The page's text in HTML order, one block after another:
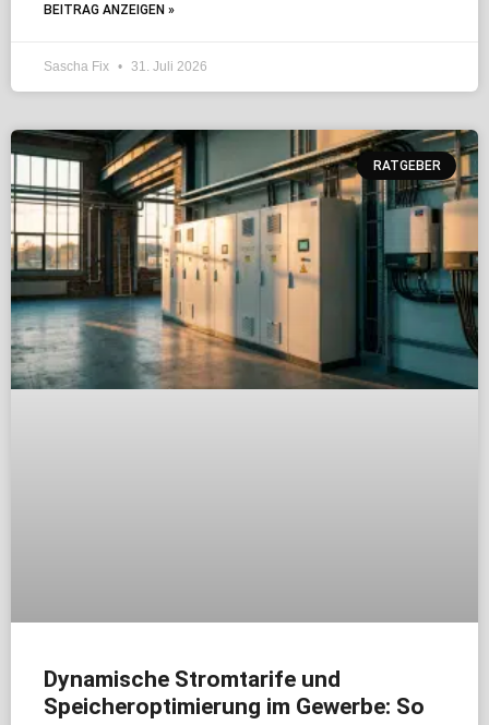
BEITRAG ANZEIGEN »
Sascha Fix 31. Juli 2026
RATGEBER
Dynamische Stromtarife und
Speicheroptimierung im Gewerbe: So